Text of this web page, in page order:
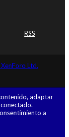
RSS
Ltd.
adaptar
a